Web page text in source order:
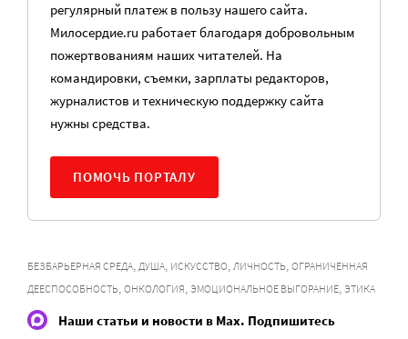
регулярный платеж в пользу нашего сайта.
Милосердие.ru работает благодаря добровольным
пожертвованиям наших читателей. На
командировки, съемки, зарплаты редакторов,
журналистов и техническую поддержку сайта
нужны средства.
ПОМОЧЬ ПОРТАЛУ
БЕЗБАРЬЕРНАЯ СРЕДА, ДУША, ИСКУССТВО, ЛИЧНОСТЬ, ОГРАНИЧЕННАЯ
ДЕЕСПОСОБНОСТЬ, ОНКОЛОГИЯ, ЭМОЦИОНАЛЬНОЕ ВЫГОРАНИЕ, ЭТИКА
Наши статьи и новости в Max. Подпишитесь